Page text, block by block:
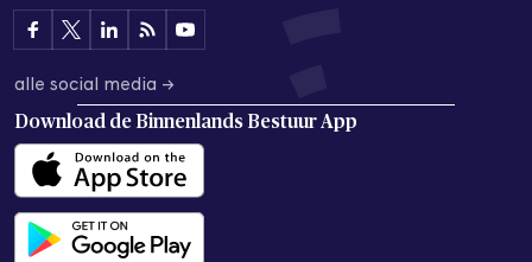
alle social media →
Download de Binnenlands Bestuur App